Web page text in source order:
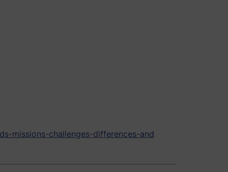
missions-challenges-differences-and